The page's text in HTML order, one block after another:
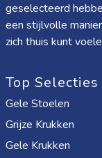
geselecteerd
een stijlvolle
zich thuis kunt
Top Selecties
Gele Stoelen
Grijze Krukken
Gele Krukken